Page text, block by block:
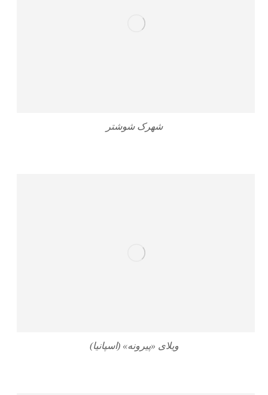
شهرک شوشتر
ویلای «پیرونه» (اسپانیا)